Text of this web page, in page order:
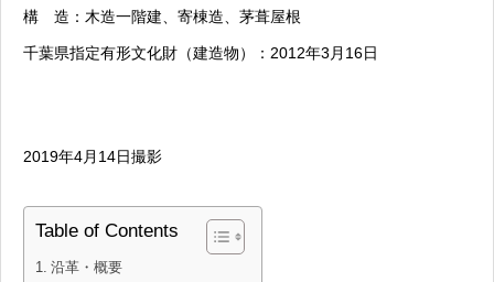
構 造：木造一階建、寄棟造、茅葺屋根
千葉県指定有形文化財（建造物）：2012年3月16日
2019年4月14日撮影
Table of Contents
沿革・概要